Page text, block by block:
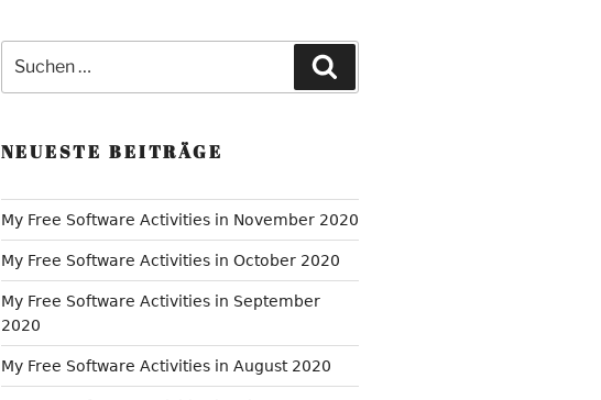
nach:
NEUESTE BEITRÄGE
My Free Software Activities in November 2020
My Free Software Activities in October 2020
My Free Software Activities in September
2020
My Free Software Activities in August 2020